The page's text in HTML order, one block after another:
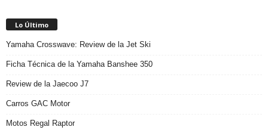
Lo Último
Yamaha Crosswave: Review de la Jet Ski
Ficha Técnica de la Yamaha Banshee 350
Review de la Jaecoo J7
Carros GAC Motor
Motos Regal Raptor